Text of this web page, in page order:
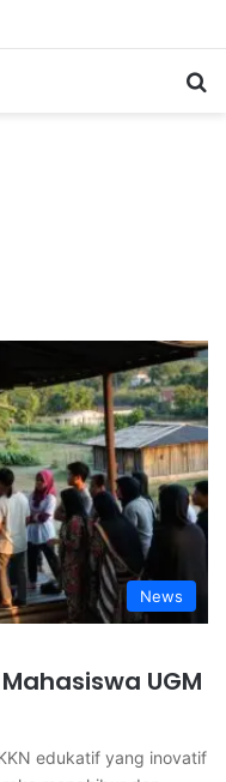
News
UGM
edukatif yang inovatif